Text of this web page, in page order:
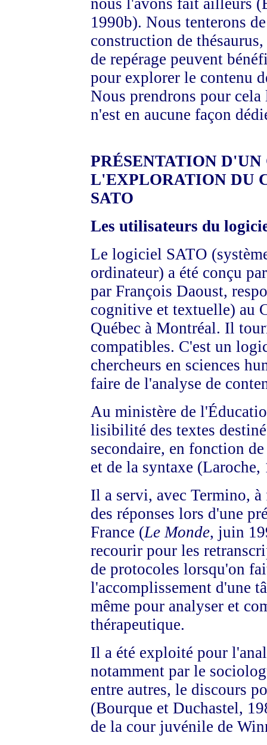
nous l'avons fait ailleurs
1990b). Nous tenterons
construction de
de repérage peuvent
pour explorer le contenu
Nous prendrons pour
n'est en aucune façon
PRÉSENTATION
L'EXPLORATION DU
SATO
Les utilisateurs du
Le logiciel SATO
ordinateur) a été conçu
par François Daoust,
cognitive et textuelle) au
Québec à Montréal. Il
compatibles. C'est un
chercheurs en sciences
faire de l'analyse de
Au ministère de
lisibilité des textes
secondaire, en fonction
et de la syntaxe (Laroche,
Il a servi, avec Termino,
des réponses lors d'une
France (Le Monde, juin
recourir pour les
de protocoles lorsqu'on
l'accomplissement d'une
même pour analyser et
thérapeutique.
Il a été exploité pour
notamment par le
entre autres, le discours
(Bourque et Duchastel,
de la cour juvénile de